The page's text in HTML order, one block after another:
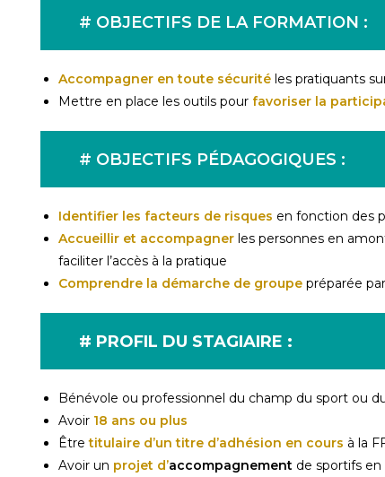
# OBJECTIFS DE LA FORMATION :
Accompagner en toute sécurité les pratiquants
Mettre en place les outils pour favoriser la
# OBJECTIFS PÉDAGOGIQUES :
Identifier les facteurs de risques en fonction des
Accueillir et accompagner les personnes en
faciliter l’accès à la pratique
Comprendre la démarche de groupe préparée
# PROFIL DU STAGIAIRE :
Bénévole ou professionnel du champ du sport ou
Avoir 18 ans ou plus
Êtretitulaire d’un titre d’adhésion en cours à la
Avoir un projet d’accompagnement de sportifs